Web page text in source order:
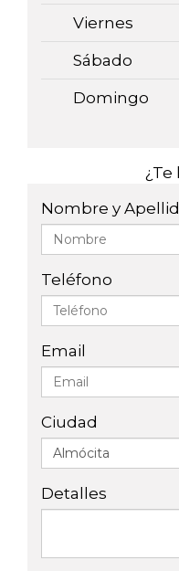
Viernes
Sábado
Domingo
Nombre y
Teléfono
Email
Ciudad
Detalles